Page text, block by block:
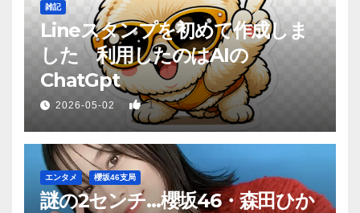
雑記
Lineスタンプを初めて作成しま
した 利用したのはAIの
ChatGpt
2026-05-02 1
エンタメ 櫻坂46支局
謎の2センチ…櫻坂46・森田ひか